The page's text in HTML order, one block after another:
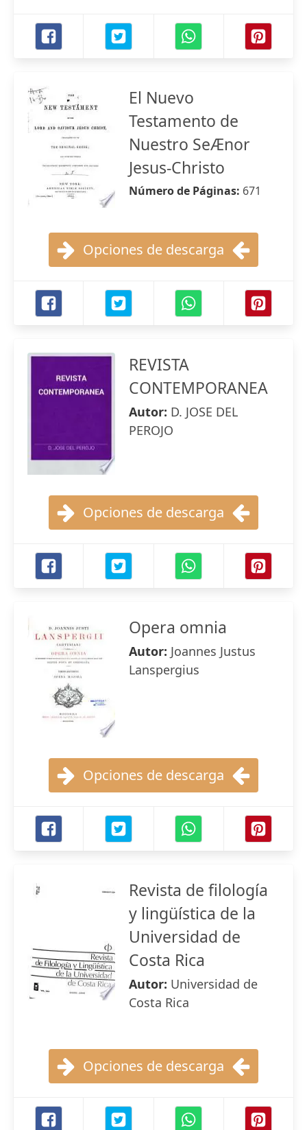
El Nuevo
Testamento de
Nuestro SeÆnor
Jesus-Christo
Número de Páginas: 671
Opciones de descarga
REVISTA
CONTEMPORANEA
Autor: D. JOSE DEL
PEROJO
Opciones de descarga
Opera omnia
Autor: Joannes Justus
Lanspergius
Opciones de descarga
Revista de filología
y lingüística de la
Universidad de
Costa Rica
Autor: Universidad de
Costa Rica
Opciones de descarga